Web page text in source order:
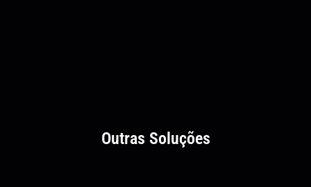
Outras Soluções